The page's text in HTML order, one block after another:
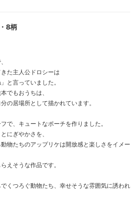
8柄
た主人公ドロシーは
と言っていました。
でもおうちは、
の居場所として描かれています。
で、キュートなポーチを作りました。
にぎやかさを、
物たちのアップリケは開放感と楽しさをイメー
えそうな作品です。
くつろぐ動物たち、幸せそうな雰囲気に誘われ